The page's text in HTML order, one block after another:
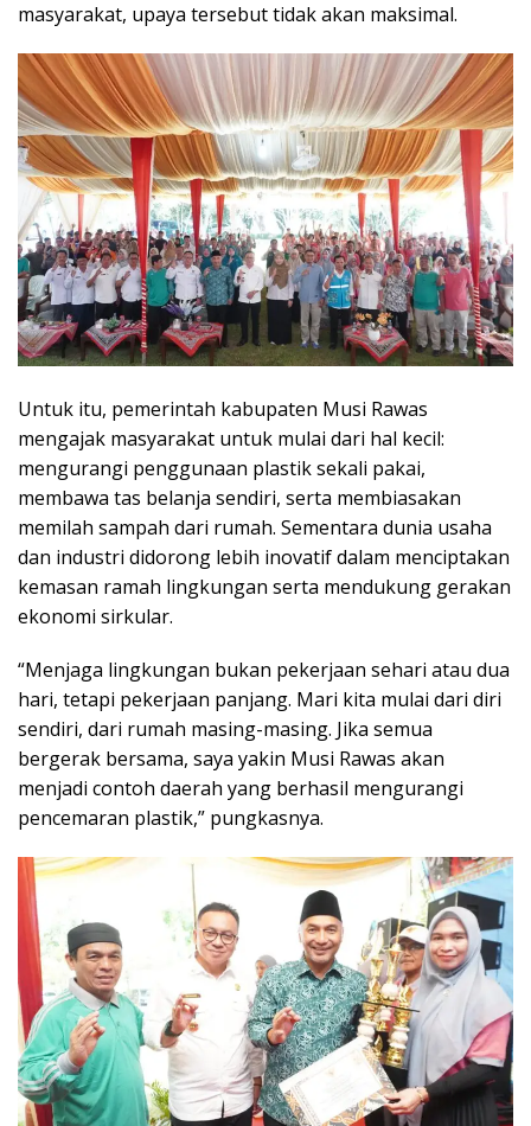
masyarakat, upaya tersebut tidak akan maksimal.
Untuk itu, pemerintah kabupaten Musi Rawas
mengajak masyarakat untuk mulai dari hal kecil:
mengurangi penggunaan plastik sekali pakai,
membawa tas belanja sendiri, serta membiasakan
memilah sampah dari rumah. Sementara dunia usaha
dan industri didorong lebih inovatif dalam menciptakan
kemasan ramah lingkungan serta mendukung gerakan
ekonomi sirkular.
“Menjaga lingkungan bukan pekerjaan sehari atau dua
hari, tetapi pekerjaan panjang. Mari kita mulai dari diri
sendiri, dari rumah masing-masing. Jika semua
bergerak bersama, saya yakin Musi Rawas akan
menjadi contoh daerah yang berhasil mengurangi
pencemaran plastik,” pungkasnya.